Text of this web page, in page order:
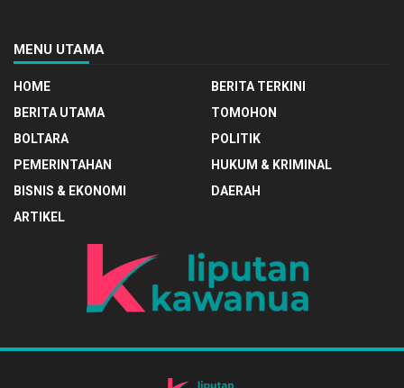
MENU UTAMA
HOME
BERITA TERKINI
BERITA UTAMA
TOMOHON
BOLTARA
POLITIK
PEMERINTAHAN
HUKUM & KRIMINAL
BISNIS & EKONOMI
DAERAH
ARTIKEL